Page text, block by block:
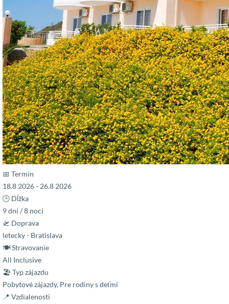
📅 Termín
18.8 2026 - 26.8 2026
🕒 Dĺžka
9 dní / 8 nocí
🛫 Doprava
letecky - Bratislava
🍽 Stravovanie
All Inclusive
🏖 Typ zájazdu
Pobytové zájazdy, Pre rodiny s deťmi
📍 Vzdialenosti